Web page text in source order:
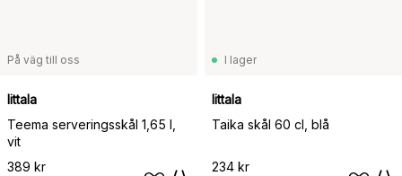
På väg till oss
Iittala
Teema serveringsskål 1,65 l,
vit
389 kr
I lager
Iittala
Taika skål 60 cl, blå
234 kr